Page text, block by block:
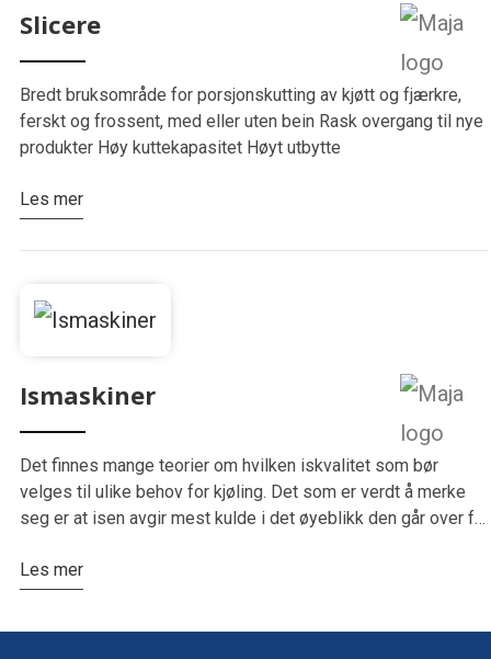
Slicere
Bredt bruksområde for porsjonskutting av kjøtt og fjærkre,
ferskt og frossent, med eller uten bein Rask overgang til nye
produkter Høy kuttekapasitet Høyt utbytte
Les mer
Ismaskiner
Det finnes mange teorier om hvilken iskvalitet som bør
velges til ulike behov for kjøling. Det som er verdt å merke
seg er at isen avgir mest kulde i det øyeblikk den går over fra
Les mer